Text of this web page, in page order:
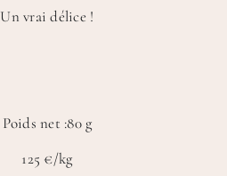
Un vrai délice !
Poids net :80 g
125 €/kg